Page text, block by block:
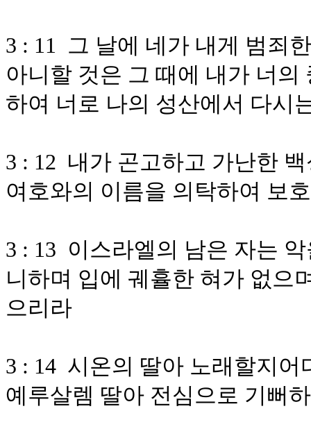
3 : 11 그 날에 네가 내게 범죄
아니할 것은 그 때에 내가 너
하여 너로 나의 성산에서 다시
3 : 12 내가 곤고하고 가난한
여호와의 이름을 의탁하여 보
3 : 13 이스라엘의 남은 자는
니하며 입에 궤휼한 혀가 없으
으리라
3 : 14 시온의 딸아 노래할지
예루살렘 딸아 전심으로 기뻐